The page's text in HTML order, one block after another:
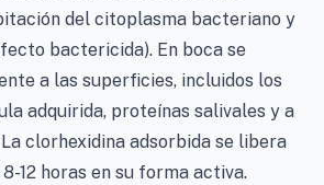
del citoplasma bacteriano y
bactericida). En boca se
a las superficies, incluidos los
adquirida, proteínas salivales y a
clorhexidina adsorbida se libera
12 horas en su forma activa.